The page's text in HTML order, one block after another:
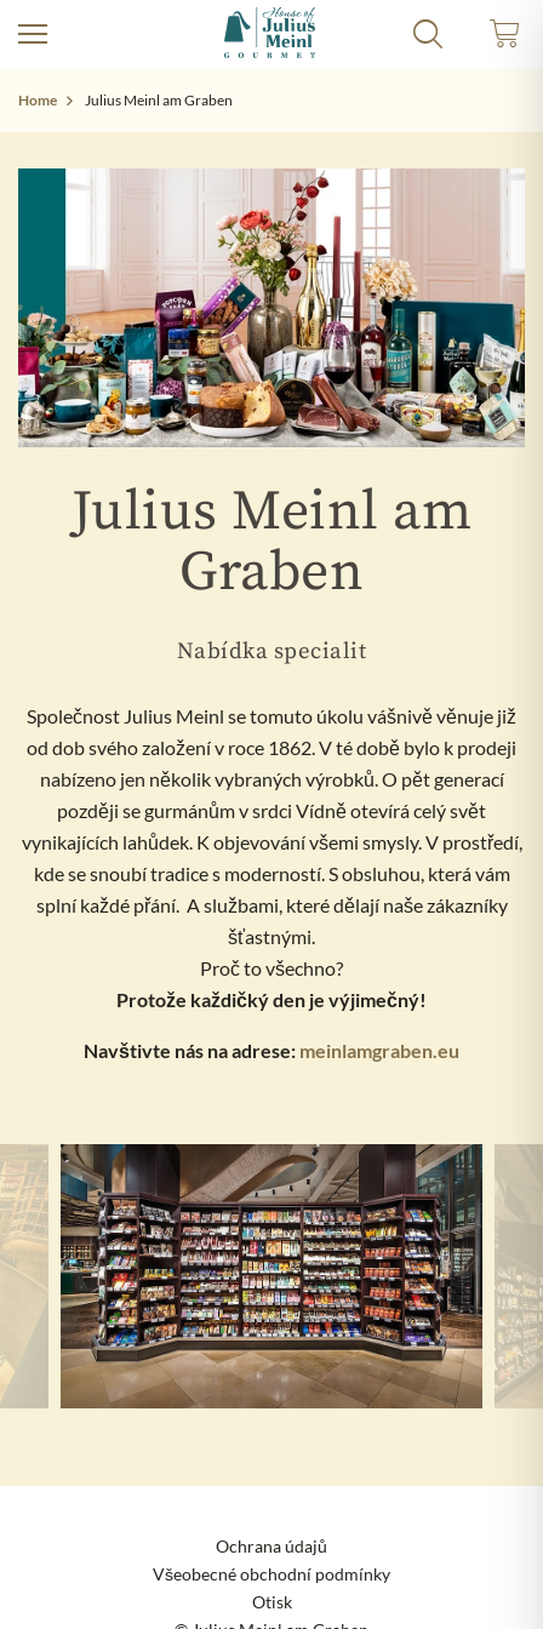
Home Julius Meinl am Graben
Julius Meinl am
Graben
Nabídka specialit
Společnost Julius Meinl se tomuto úkolu vášnivě věnuje již
od dob svého založení v roce 1862. V té době bylo k prodeji
nabízeno jen několik vybraných výrobků. O pět generací
později se gurmánům v srdci Vídně otevírá celý svět
vynikajících lahůdek. K objevování všemi smysly. V prostředí,
kde se snoubí tradice s moderností. S obsluhou, která vám
splní každé přání. A službami, které dělají naše zákazníky
šťastnými.
Proč to všechno?
Protože každičký den je výjimečný!
Navštivte nás na adrese: meinlamgraben.eu
Ochrana údajů
Všeobecné obchodní podmínky
Otisk